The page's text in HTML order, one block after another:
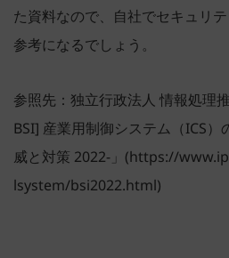
た資料なので、自社でセキュリ
参考になるでしょう。
参照先：独立行政法人 情報処理
BSI] 産業用制御システム（ICS）
威と対策 2022-」(https://
lsystem/bsi2022.html)